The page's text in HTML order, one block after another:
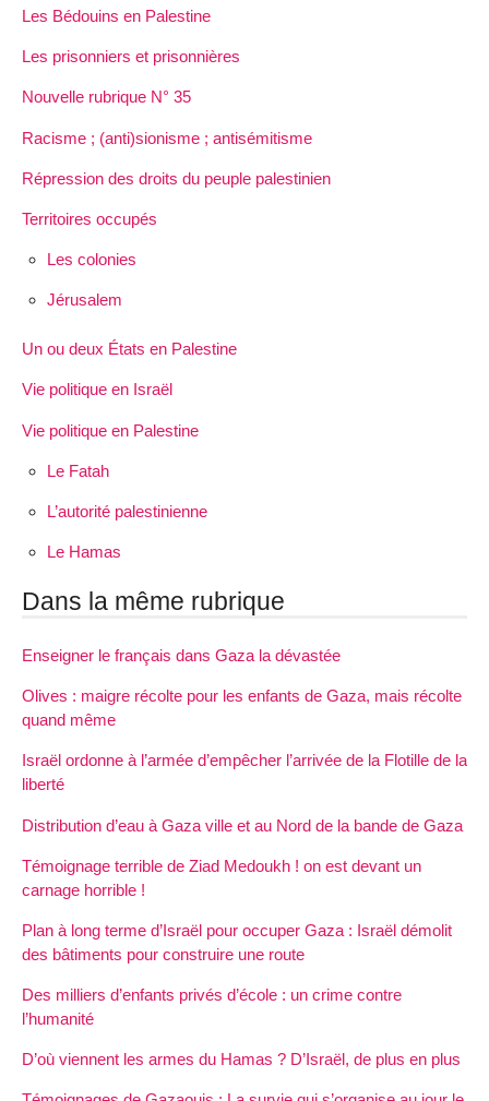
Les Bédouins en Palestine
Les prisonniers et prisonnières
Nouvelle rubrique N° 35
Racisme ; (anti)sionisme ; antisémitisme
Répression des droits du peuple palestinien
Territoires occupés
Les colonies
Jérusalem
Un ou deux États en Palestine
Vie politique en Israël
Vie politique en Palestine
Le Fatah
L’autorité palestinienne
Le Hamas
Dans la même rubrique
Enseigner le français dans Gaza la dévastée
Olives : maigre récolte pour les enfants de Gaza, mais récolte
quand même
Israël ordonne à l’armée d’empêcher l’arrivée de la Flotille de la
liberté
Distribution d’eau à Gaza ville et au Nord de la bande de Gaza
Témoignage terrible de Ziad Medoukh ! on est devant un
carnage horrible !
Plan à long terme d’Israël pour occuper Gaza : Israël démolit
des bâtiments pour construire une route
Des milliers d’enfants privés d’école : un crime contre
l’humanité
D’où viennent les armes du Hamas ? D’Israël, de plus en plus